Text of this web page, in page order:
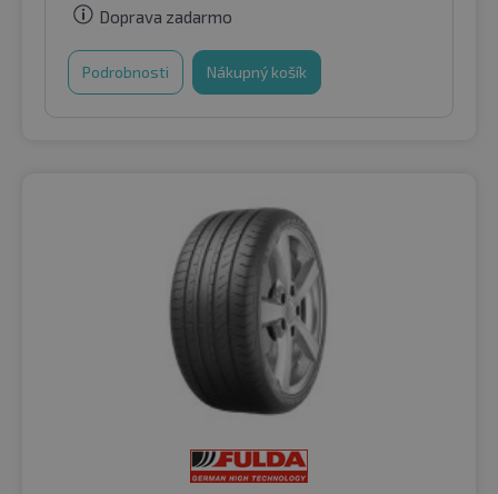
Doprava zadarmo
Podrobnosti Nákupný košík